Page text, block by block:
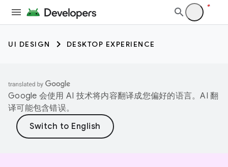
UI DESIGN DESKTOP EXPERIENCE
Google 会使用 AI 技术将内容翻译成您偏好的语言。AI 翻
译可能包含错误。